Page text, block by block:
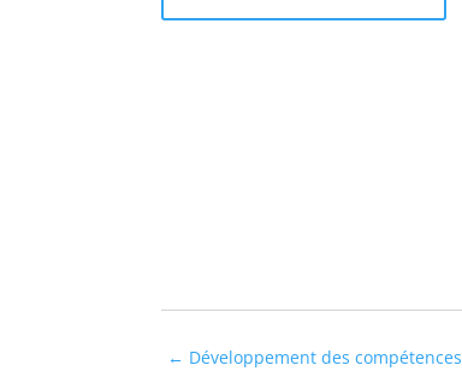
← Développement des compétences